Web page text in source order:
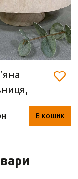
В кошик